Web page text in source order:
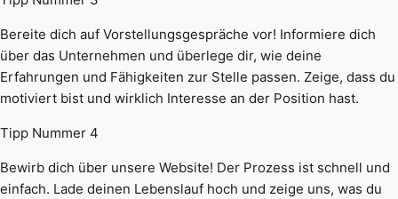
Bereite dich auf Vorstellungsgespräche vor! Informiere dich
über das Unternehmen und überlege dir, wie deine
Erfahrungen und Fähigkeiten zur Stelle passen. Zeige, dass du
motiviert bist und wirklich Interesse an der Position hast.
Tipp Nummer 4
Bewirb dich über unsere Website! Der Prozess ist schnell und
einfach. Lade deinen Lebenslauf hoch und zeige uns, was du